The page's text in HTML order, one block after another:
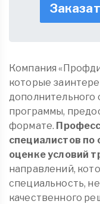
Компания
которые
дополнительного
программы,
формате.
специалистов по
оценке условий
направлений,
специальность,
качественного